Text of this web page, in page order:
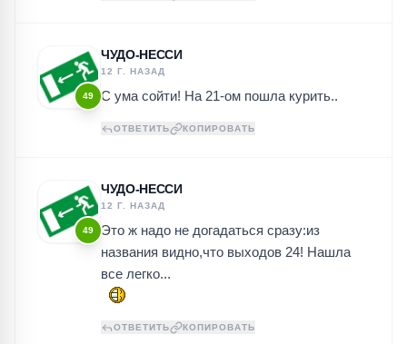
49
ЧУДО-НЕССИ
12 Г. НАЗАД
С ума сойти! На 21-ом пошла курить..
ОТВЕТИТЬ КОПИРОВАТЬ
49
ЧУДО-НЕССИ
12 Г. НАЗАД
Это ж надо не догадаться сразу:из
названия видно,что выходов 24! Нашла
все легко...
ОТВЕТИТЬ КОПИРОВАТЬ